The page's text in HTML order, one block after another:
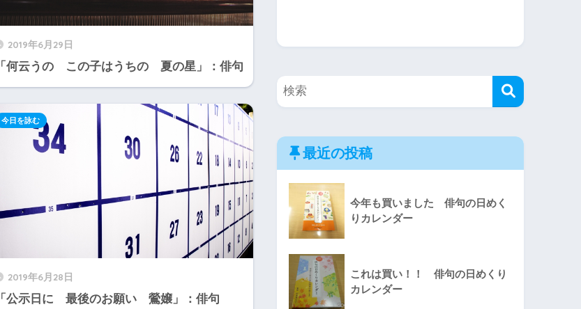
2019年6月29日
「何云うの この子はうちの 夏の星」：俳句
2019年6月28日
「公示日に 最後のお願い 鶯嬢」：俳句
今日を詠む
最近の投稿
今年も買いました 俳句の日めく
りカレンダー
これは買い！！ 俳句の日めくり
カレンダー